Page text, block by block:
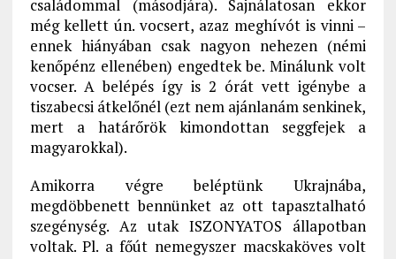
családommal (másodjára). Sajnálatosan ekkor
még kellett ún. vocsert, azaz meghívót is vinni –
ennek hiányában csak nagyon nehezen (némi
kenőpénz ellenében) engedtek be. Minálunk volt
vocser. A belépés így is 2 órát vett igénybe a
tiszabecsi átkelőnél (ezt nem ajánlanám senkinek,
mert a határőrök kimondottan seggfejek a
magyarokkal).
Amikorra végre beléptünk Ukrajnába,
megdöbbenett bennünket az ott tapasztalható
szegénység. Az utak ISZONYATOS állapotban
voltak. Pl. a főút nemegyszer macskaköves volt